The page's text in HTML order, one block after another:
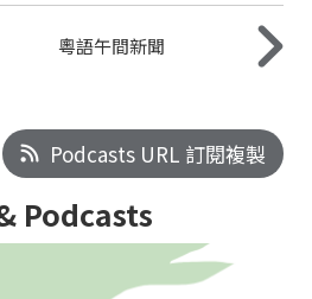
粵語午間新聞
Podcasts URL 訂閱複製
Podcasts